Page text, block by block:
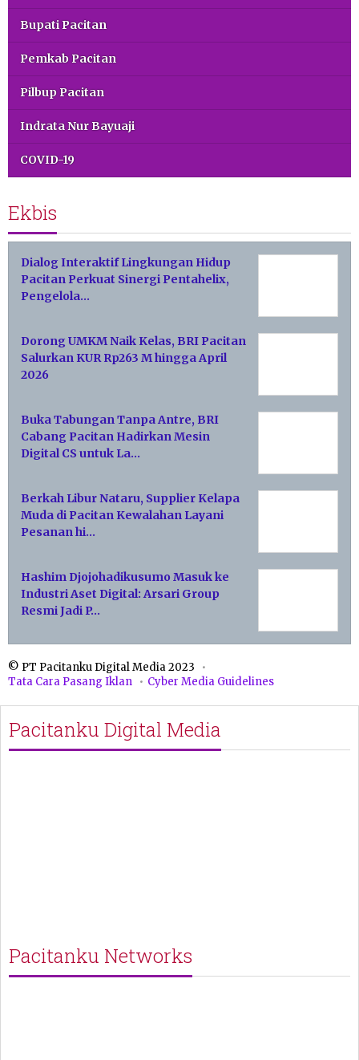
Bupati Pacitan
Pemkab Pacitan
Pilbup Pacitan
Indrata Nur Bayuaji
COVID-19
Ekbis
Dialog Interaktif Lingkungan Hidup
Pacitan Perkuat Sinergi Pentahelix,
Pengelola…
Dorong UMKM Naik Kelas, BRI Pacitan
Salurkan KUR Rp263 M hingga April
2026
Buka Tabungan Tanpa Antre, BRI
Cabang Pacitan Hadirkan Mesin
Digital CS untuk La…
Berkah Libur Nataru, Supplier Kelapa
Muda di Pacitan Kewalahan Layani
Pesanan hi…
Hashim Djojohadikusumo Masuk ke
Industri Aset Digital: Arsari Group
Resmi Jadi P…
© PT Pacitanku Digital Media 2023
Tata Cara Pasang Iklan
Cyber Media Guidelines
Pacitanku Digital Media
Pacitanku Networks